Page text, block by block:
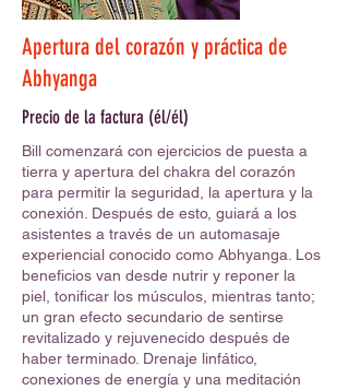
Apertura del corazón y práctica de
Abhyanga
Precio de la factura (él/él)
Bill comenzará con ejercicios de puesta a
tierra y apertura del chakra del corazón
para permitir la seguridad, la apertura y la
conexión. Después de esto, guiará a los
asistentes a través de un automasaje
experiencial conocido como Abhyanga. Los
beneficios van desde nutrir y reponer la
piel, tonificar los músculos, mientras tanto;
un gran efecto secundario de sentirse
revitalizado y rejuvenecido después de
haber terminado. Drenaje linfático,
conexiones de energía y una meditación